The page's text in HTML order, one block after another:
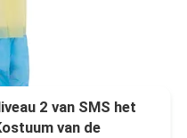
2 van SMS het
van de